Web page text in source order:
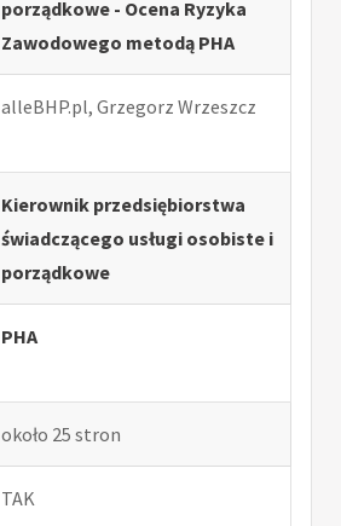
porządkowe - Ocena Ryzyka
Zawodowego metodą PHA
alleBHP.pl, Grzegorz Wrzeszcz
Kierownik przedsiębiorstwa
świadczącego usługi osobiste i
porządkowe
PHA
około 25 stron
TAK